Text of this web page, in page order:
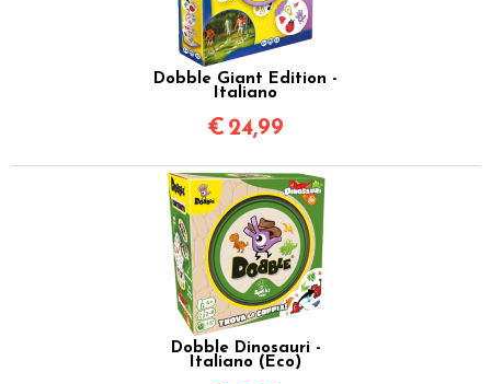
Dobble Giant Edition -
Italiano
€ 24,99
Dobble Dinosauri -
Italiano (Eco)